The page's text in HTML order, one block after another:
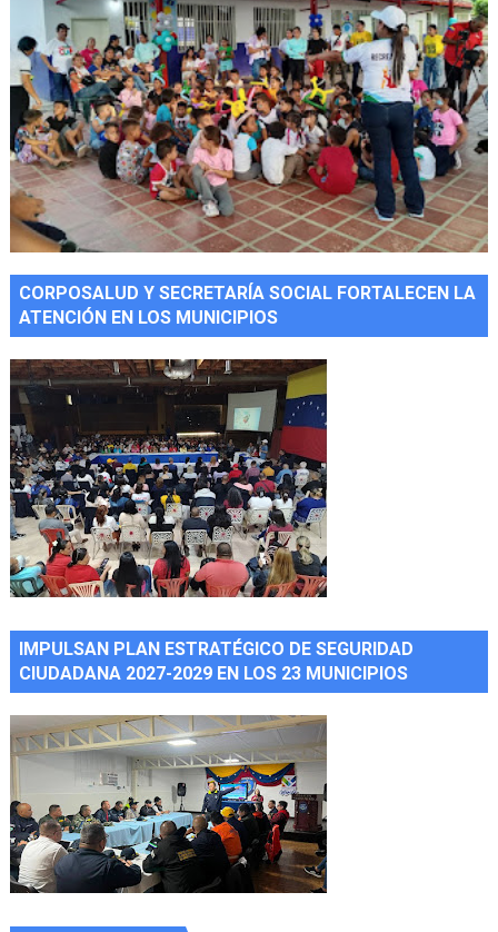
CORPOSALUD Y SECRETARÍA SOCIAL FORTALECEN LA
ATENCIÓN EN LOS MUNICIPIOS
IMPULSAN PLAN ESTRATÉGICO DE SEGURIDAD
CIUDADANA 2027-2029 EN LOS 23 MUNICIPIOS